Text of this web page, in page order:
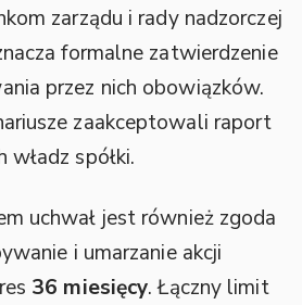
zarządu i rady nadzorczej
formalne zatwierdzenie
przez nich obowiązków.
zaakceptowali raport
spółki.
uchwał jest również zgoda
i umarzanie akcji
36 miesięcy. Łączny limit